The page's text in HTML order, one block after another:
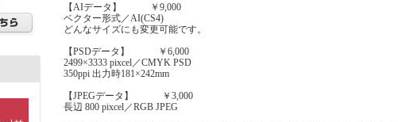
【AIデータ】 ￥9,000
ベクター形式／AI(CS4)
どんなサイズにも変更可能です。
【PSDデータ】 ￥6,000
2499×3333 pixcel／CMYK PSD
350ppi 出力時181×242mm
【JPEGデータ】 ￥3,000
長辺 800 pixcel／RGB JPEG